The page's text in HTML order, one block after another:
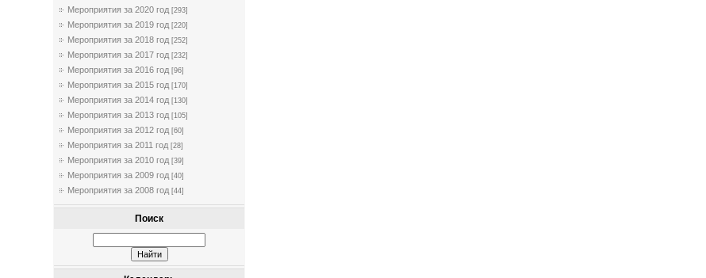
Мероприятия за 2020 год [293]
Мероприятия за 2019 год [220]
Мероприятия за 2018 год [252]
Мероприятия за 2017 год [232]
Мероприятия за 2016 год [96]
Мероприятия за 2015 год [170]
Мероприятия за 2014 год [130]
Мероприятия за 2013 год [105]
Мероприятия за 2012 год [60]
Мероприятия за 2011 год [28]
Мероприятия за 2010 год [39]
Мероприятия за 2009 год [40]
Мероприятия за 2008 год [44]
Поиск